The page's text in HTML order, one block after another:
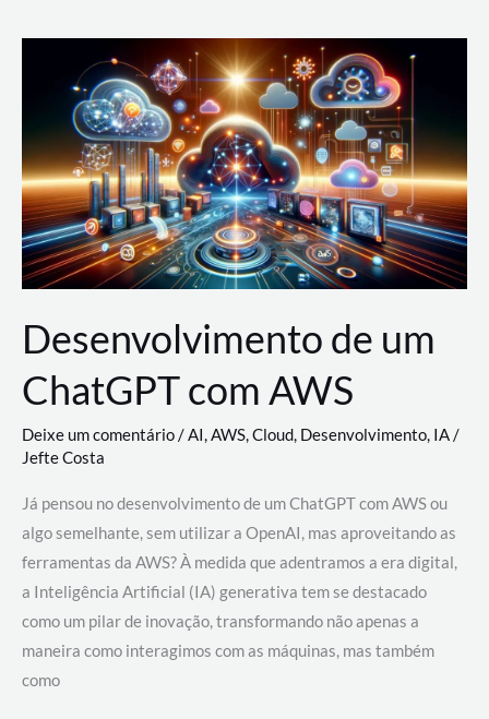
Nuvem:
Google
Cloud,
AWS
e
Azure
Desenvolvimento de um
ChatGPT com AWS
Deixe um comentário/AI,AWS,Cloud, Desenvolvimento, IA/
Jefte Costa
Já pensou no desenvolvimento de um ChatGPT com AWS ou
algo semelhante, sem utilizar a OpenAI, mas aproveitando as
ferramentas da AWS? À medida que adentramos a era digital,
a Inteligência Artificial (IA) generativa tem se destacado
como um pilar de inovação, transformando não apenas a
maneira como interagimos com as máquinas, mas também
como